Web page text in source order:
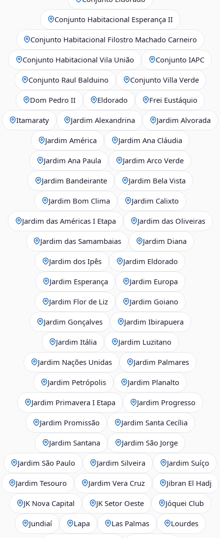
Conjunto Habitacional Esperança II
Conjunto Habitacional Filostro Machado Carneiro
Conjunto Habitacional Vila União Conjunto IAPC
Conjunto Raul Balduino Conjunto Villa Verde
Dom Pedro II Eldorado Frei Eustáquio
Itamaraty Jardim Alexandrina Jardim Alvorada
Jardim América Jardim Ana Cláudia
Jardim Ana Paula Jardim Arco Verde
Jardim Bandeirante Jardim Bela Vista
Jardim Bom Clima Jardim Calixto
Jardim das Américas I Etapa Jardim das Oliveiras
Jardim das Samambaias Jardim Diana
Jardim dos Ipês Jardim Eldorado
Jardim Esperança Jardim Europa
Jardim Flor de Liz Jardim Goiano
Jardim Gonçalves Jardim Ibirapuera
Jardim Itália Jardim Luzitano
Jardim Nações Unidas Jardim Palmares
Jardim Petrópolis Jardim Planalto
Jardim Primavera I Etapa Jardim Progresso
Jardim Promissão Jardim Santa Cecília
Jardim Santana Jardim São Jorge
Jardim São Paulo Jardim Silveira Jardim Suíço
Jardim Tesouro Jardim Vera Cruz Jibran El Hadj
JK Nova Capital JK Setor Oeste Jóquei Club
Jundiaí Lapa Las Palmas Lourdes